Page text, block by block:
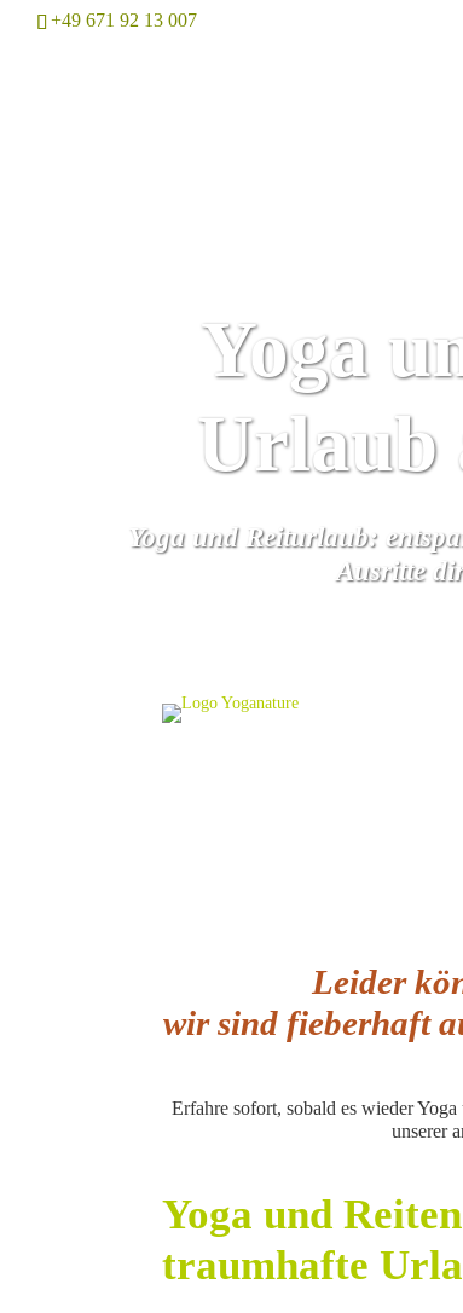
+49 671 92 13 007
Yoga
Urlaub
Yoga und Reiturlaub:
Ausritte
Leider
wir sind fieberhaft
Erfahre sofort, sobald es wieder
unserer
Yoga und
traumhafte